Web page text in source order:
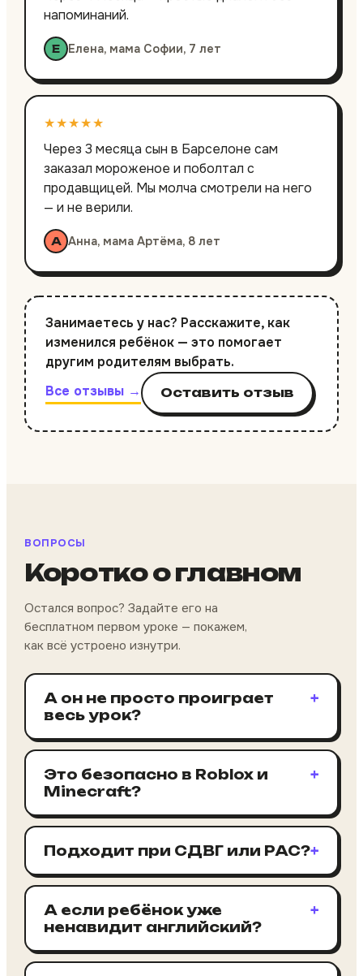
напоминаний.
Е Елена, мама Софии, 7 лет
★★★★★
Через 3 месяца сын в Барселоне сам
заказал мороженое и поболтал с
продавщицей. Мы молча смотрели на него
— и не верили.
А Анна, мама Артёма, 8 лет
Занимаетесь у нас? Расскажите, как
изменился ребёнок — это помогает
другим родителям выбрать.
Все отзывы →
Оставить отзыв
ВОПРОСЫ
Коротко о главном
Остался вопрос? Задайте его на
бесплатном первом уроке — покажем,
как всё устроено изнутри.
А он не просто проиграет
весь урок?
+
Это безопасно в Roblox и
Minecraft?
+
Подходит при СДВГ или РАС?+
А если ребёнок уже
ненавидит английский?
+